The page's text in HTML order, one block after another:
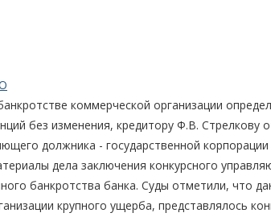
коммерческой организации
без изменения, кредитору Ф.В. Стрелкову
должника - государственной
дела заключения конкурсного
банкротства банка. Суды отметили, что
крупного ущерба, представлялось